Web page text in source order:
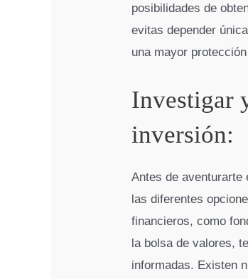
posibilidades de
evitas depender
una mayor
Investigar
inversión:
Antes de
las diferentes
financieros, como
la bolsa de valores,
informadas. Existen